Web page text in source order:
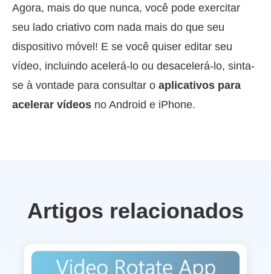
Agora, mais do que nunca, você pode exercitar
seu lado criativo com nada mais do que seu
dispositivo móvel! E se você quiser editar seu
vídeo, incluindo acelerá-lo ou desacelerá-lo, sinta-
se à vontade para consultar o aplicativos para
acelerar vídeos no Android e iPhone.
Artigos relacionados